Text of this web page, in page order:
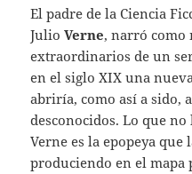
El padre de la Ciencia
JulioVerne, narró como
extraordinarios de un
en el siglo XIX una
abriría, como así a sido,
desconocidos. Lo que
Verne es la epopeya que
produciendo en el